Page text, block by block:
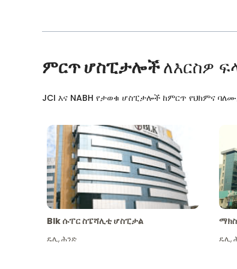
ምርጥ ሆስፒታሎችለእርስዎ
JCI እና NABH የታወቁ ሆስፒታሎች ከምርጥ የህክምና
Blk ሱፐር ስፔሻሊቲ ሆስፒታል
ዴሊ,ሕንድ ዴሊ,